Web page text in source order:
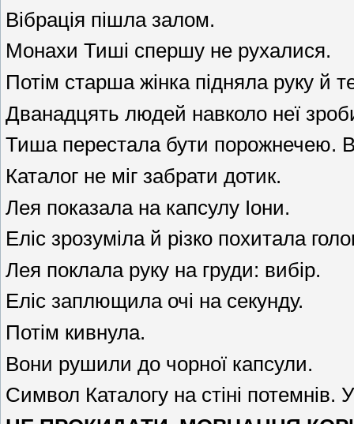
Вібрація пішла залом.
Монахи Тиші спершу не рухалися.
Потім старша жінка підняла руку й
Дванадцять людей навколо неї
Тиша перестала бути порожнечею.
Каталог не міг забрати дотик.
Лея показала на капсулу Іони.
Еліс зрозуміла й різко похитала
Лея поклала руку на груди: вибір.
Еліс заплющила очі на секунду.
Потім кивнула.
Вони рушили до чорної капсули.
Символ Каталогу на стіні потемнів.